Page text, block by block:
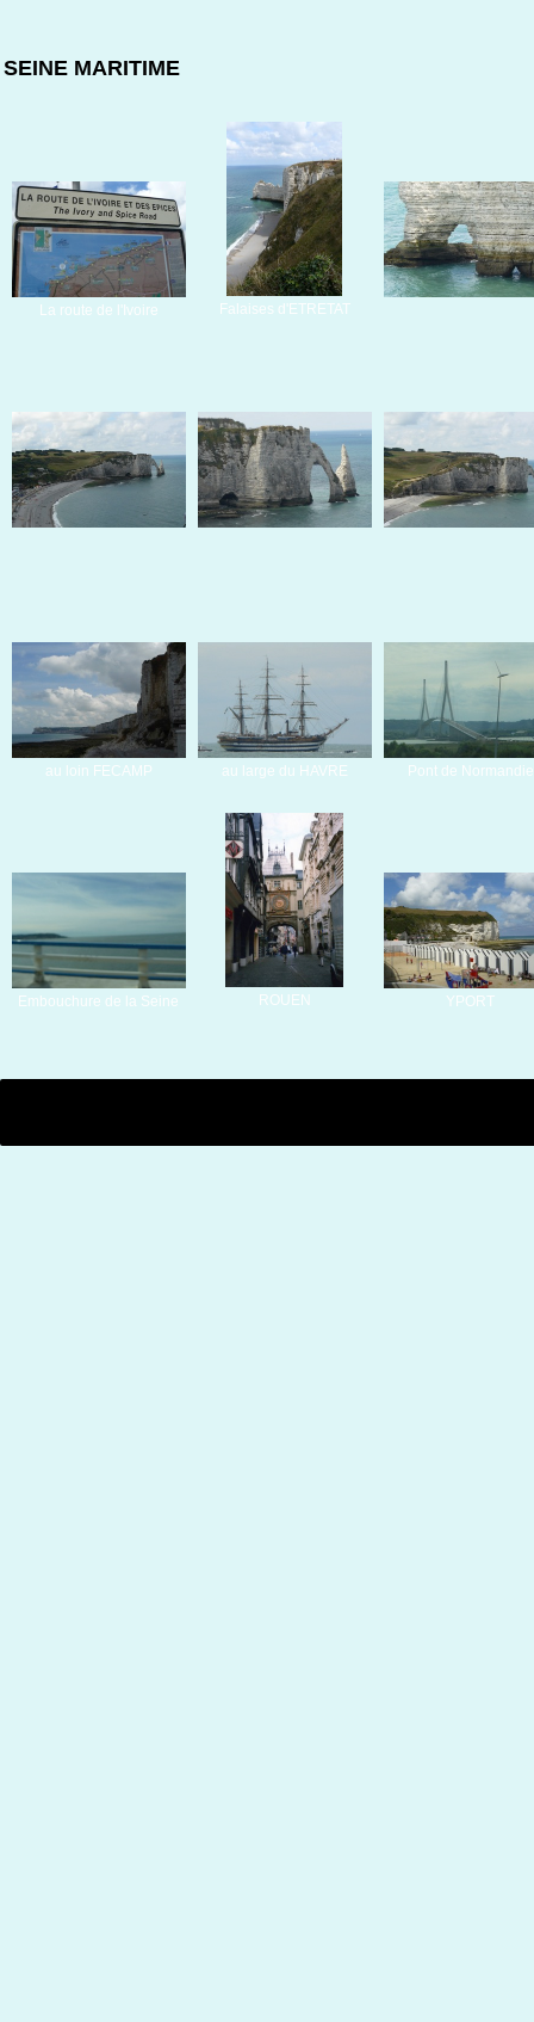
SEINE MARITIME
La route de l'Ivoire Falaises d'ETRETAT
au loin FECAMP au large du HAVRE Pont de Normandie
Embouchure de la Seine ROUEN YPORT